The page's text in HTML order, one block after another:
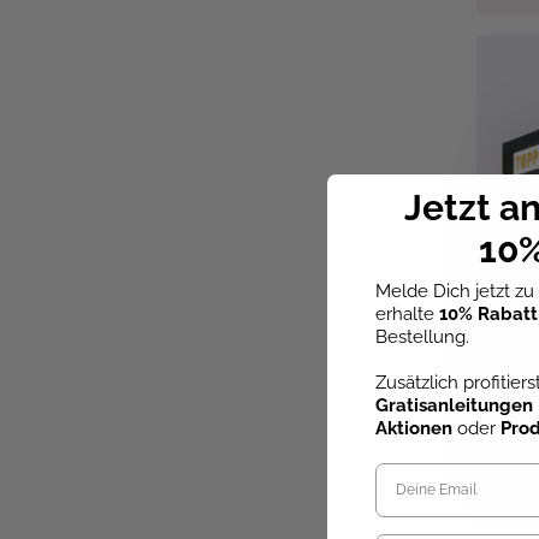
Jetzt
Melde Dich jetzt
erhalte 10% Rabatt
Bestellung.
Zusätzlich
Gratisanleitungen
Aktionen oder